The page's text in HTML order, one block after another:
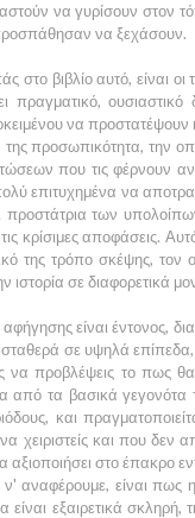
να γυρίσουν στον
να ξεχάσουν.
στο βιβλίο αυτό, είναι
πραγματικό,
να
της προσωπικότητα, την
που τις φέρνουν
επιτυχημένα να
προστάτρια των
κρίσιμες αποφάσεις.
της τρόπο σκέψης, τον
ιστορία σε διαφορετικά
είναι έντονος,
σταθερά σε υψηλά
να προβλέψεις το πως
από τα βασικά γεγονότα
και
να χειριστείς και που
αξιοποιήσει στο έπακρο
αναφέρουμε, είναι πως η
είναι εξαιρετικά σκληρή,